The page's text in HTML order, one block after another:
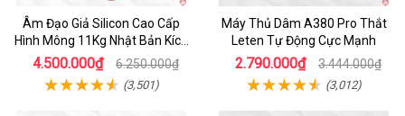
Âm Đạo Giả Silicon Cao Cấp
Hình Mông 11Kg Nhật Bản Kích
Thước Như Thật
4.500.000₫ 6.250.000₫
(3,501)
Máy Thủ Dâm A380 Pro Thắt
Leten Tự Động Cực Mạnh
2.790.000₫ 3.444.000₫
(3,012)